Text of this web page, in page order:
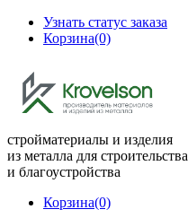
Узнать статус заказа
Корзина(0)
стройматериалы и изделия
из металла для строительства
и благоустройства
Корзина(0)